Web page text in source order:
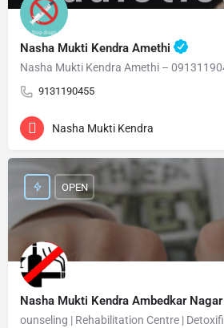
Nasha Mukti Kendra Amethi
9131190455
Nasha Mukti Kendra
Nasha Mukti Kendra Ambedkar Nagar
OPEN